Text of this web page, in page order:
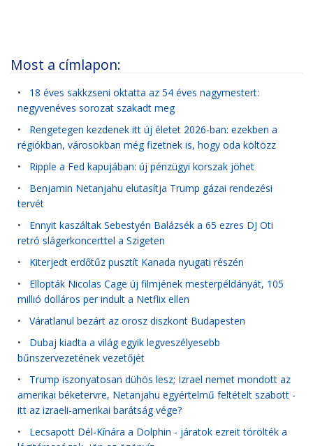
Most a címlapon:
• 18 éves sakkzseni oktatta az 54 éves nagymestert:
negyvenéves sorozat szakadt meg
• Rengetegen kezdenek itt új életet 2026-ban: ezekben a
régiókban, városokban még fizetnek is, hogy oda költözz
• Ripple a Fed kapujában: új pénzügyi korszak jöhet
• Benjamin Netanjahu elutasítja Trump gázai rendezési
tervét
• Ennyit kaszáltak Sebestyén Balázsék a 65 ezres DJ Oti
retró slágerkoncerttel a Szigeten
• Kiterjedt erdőtűz pusztít Kanada nyugati részén
• Ellopták Nicolas Cage új filmjének mesterpéldányát, 105
millió dolláros per indult a Netflix ellen
• Váratlanul bezárt az orosz diszkont Budapesten
• Dubaj kiadta a világ egyik legveszélyesebb
bűnszervezetének vezetőjét
• Trump iszonyatosan dühös lesz; Izrael nemet mondott az
amerikai béketervre, Netanjahu egyértelmű feltételt szabott -
itt az izraeli-amerikai barátság vége?
• Lecsapott Dél-Kínára a Dolphin - járatok ezreit törölték a